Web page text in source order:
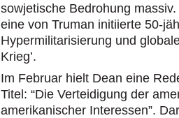
sowjetische Bedrohung
eine von Truman initiierte 50-
Hypermilitarisierung und
Krieg’.
Im Februar hielt Dean eine
Titel: “Die Verteidigung der
amerikanischer Interessen”.